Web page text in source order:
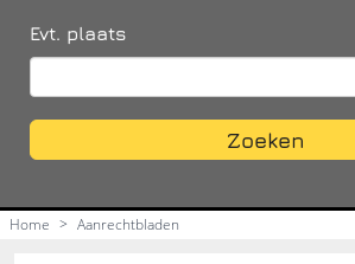
Evt. plaats
Zoeken
Home > Aanrechtbladen